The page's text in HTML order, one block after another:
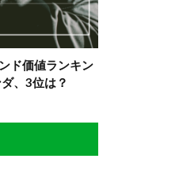
ド価値ランキン
、3位は？